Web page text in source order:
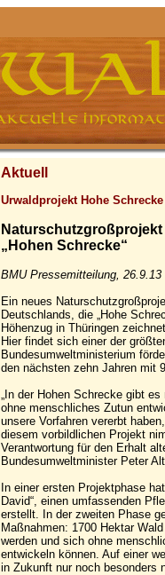
Aktuell
Urwaldprojekt Hohe Schrecke
„Hohen Schrecke“
BMU Pressemitteilung, 26.9.13
Ein neues
Deutschlands, die „Hohe
Höhenzug in Thüringen
Hier findet sich einer der
Bundesumweltministerium
den nächsten zehn Jahren mit
„In der Hohen Schrecke gibt
ohne menschliches Zutun
unsere Vorfahren vererbt
diesem vorbildlichen Projekt
Verantwortung für den Erhalt
Bundesumweltminister Peter
In einer ersten Projektphase
David“, einen umfassenden
erstellt. In der zweiten Phase
Maßnahmen: 1700 Hektar
werden und sich ohne
entwickeln können. Auf einer
in Zukunft nur noch besonders